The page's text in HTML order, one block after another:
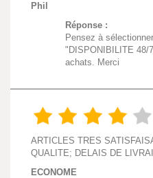
Phil
Réponse :
Pensez à
"DISPONIBILITE 48/
achats. Merci
ARTICLES TRES
QUALITE; DELAIS DE
ECONOME